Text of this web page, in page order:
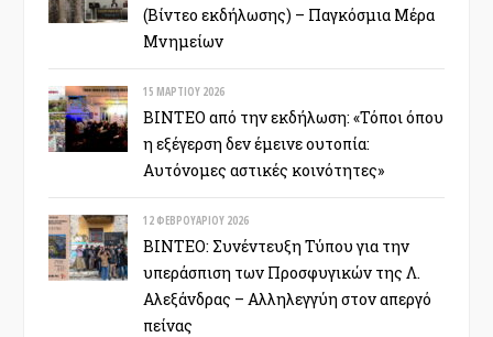
(Βίντεο εκδήλωσης) – Παγκόσμια Μέρα
Μνημείων
15 ΜΑΡΤΊΟΥ 2026
ΒΙΝΤΕΟ από την εκδήλωση: «Τόποι όπου
η εξέγερση δεν έμεινε ουτοπία:
Αυτόνομες αστικές κοινότητες»
12 ΦΕΒΡΟΥΑΡΊΟΥ 2026
ΒΙΝΤΕΟ: Συνέντευξη Τύπου για την
υπεράσπιση των Προσφυγικών της Λ.
Αλεξάνδρας – Αλληλεγγύη στον απεργό
πείνας